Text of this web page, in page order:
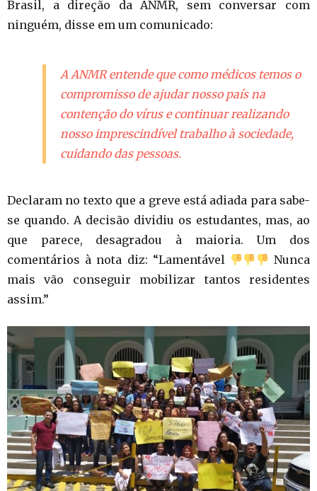
Brasil, a direção da ANMR, sem conversar com
ninguém, disse em um comunicado:
A ANMR entende que como médicos temos o
compromisso de ajudar nosso país na
contenção do vírus e continuar realizando
nosso imprescindível trabalho à sociedade,
cuidando das pessoas.
Declaram no texto que a greve está adiada para sabe-
se quando. A decisão dividiu os estudantes, mas, ao
que parece, desagradou à maioria. Um dos
comentários à nota diz: “Lamentável
Nunca
mais vão conseguir mobilizar tantos residentes
assim.”